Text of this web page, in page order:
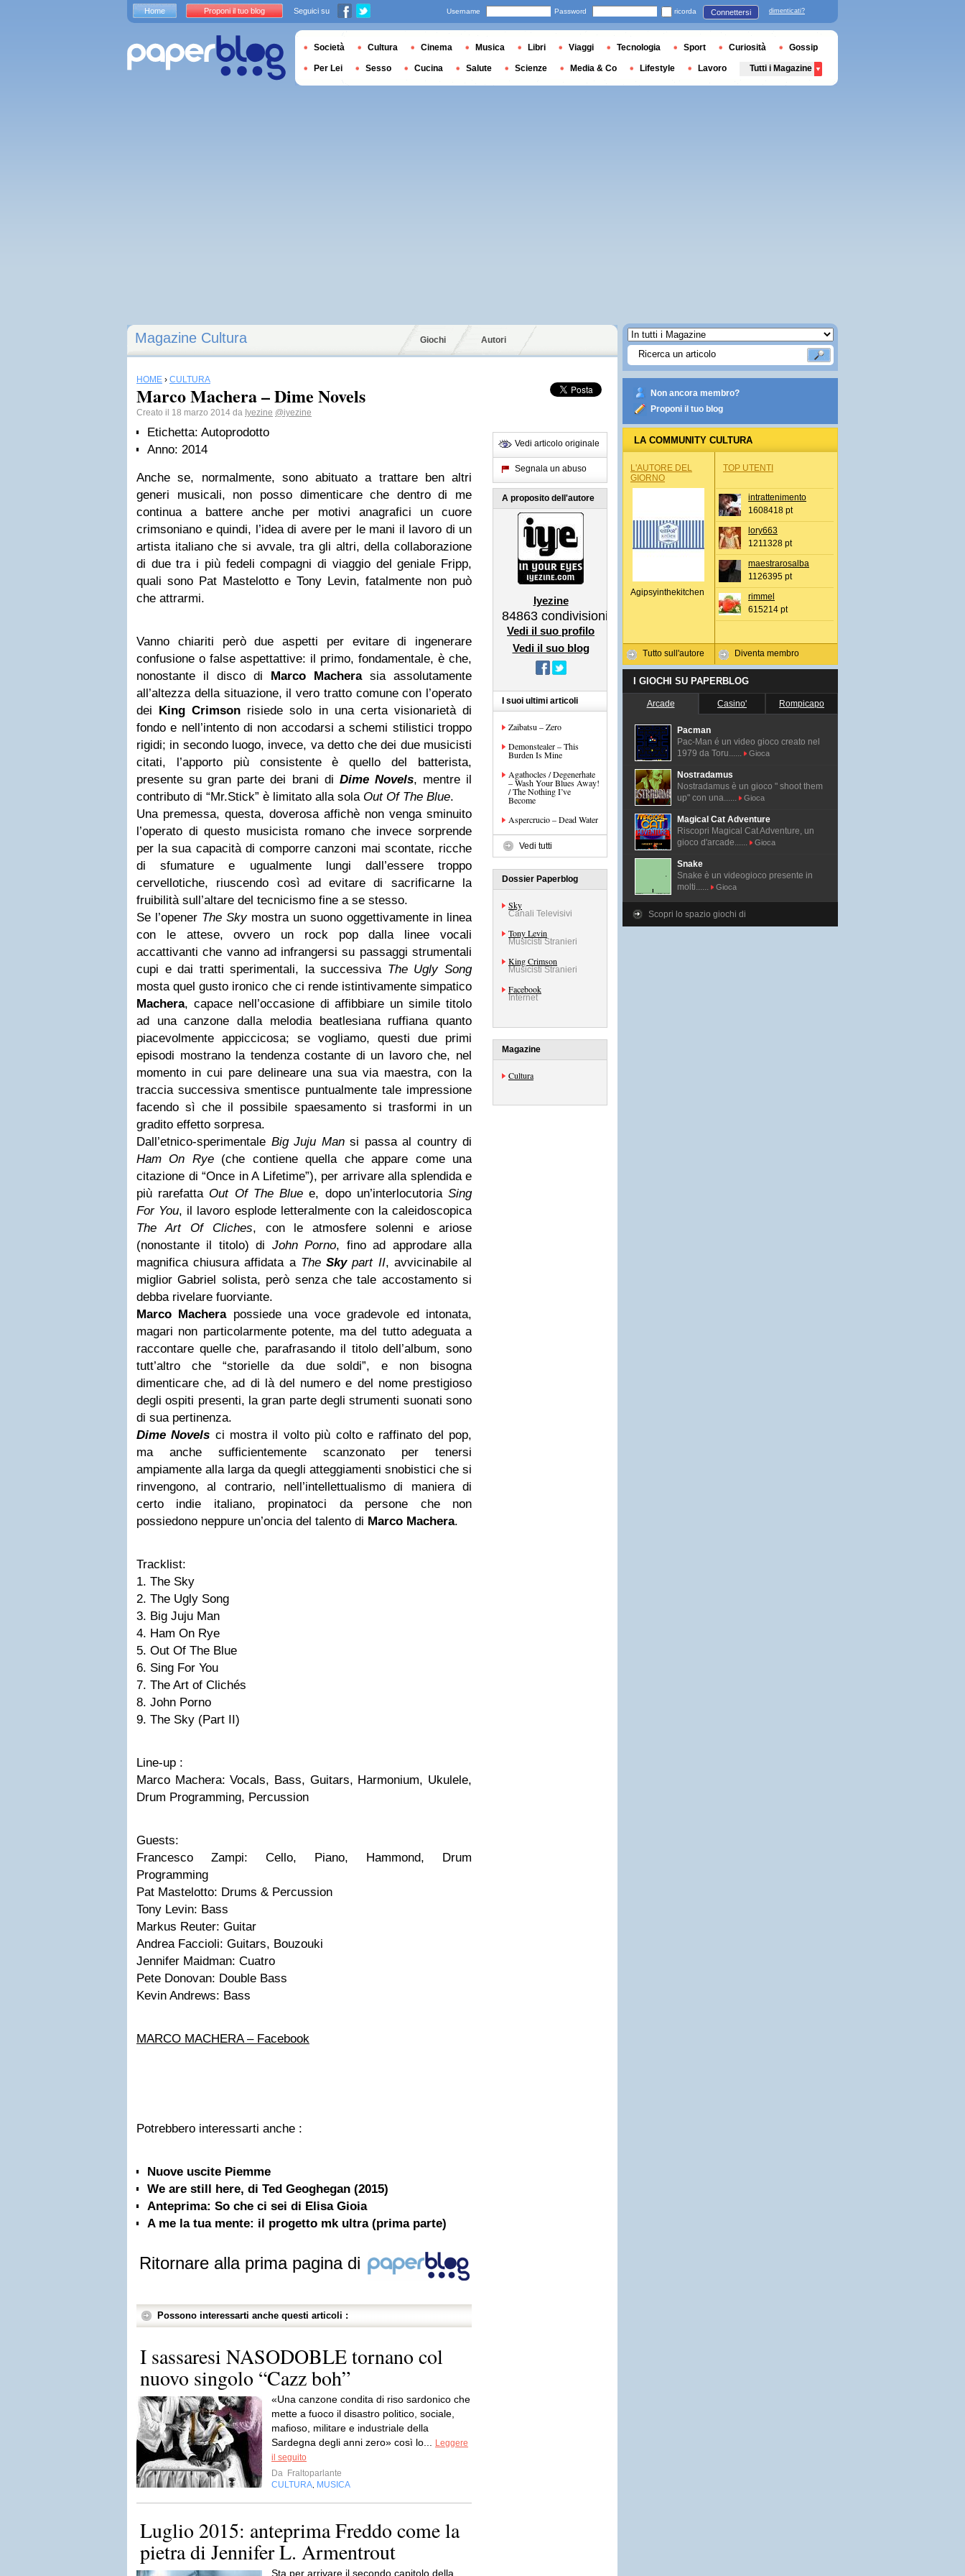
Magazine Cultura Giochi Autori
HOME › CULTURA
Marco Machera – Dime Novels
Creato il 18 marzo 2014 da Iyezine @iyezine
Etichetta: Autoprodotto
Anno: 2014
Anche se, normalmente, sono abituato a trattare ben altri
generi musicali, non posso dimenticare che dentro di me
continua a battere anche per motivi anagrafici un cuore
crimsoniano e quindi, l’idea di avere per le mani il lavoro di un
artista italiano che si avvale, tra gli altri, della collaborazione
di due tra i più fedeli compagni di viaggio del geniale Fripp,
quali sono Pat Mastelotto e Tony Levin, fatalmente non può
che attrarmi.
Vanno chiariti però due aspetti per evitare di ingenerare
confusione o false aspettattive: il primo, fondamentale, è che,
nonostante il disco di Marco Macherasia assolutamente
all’altezza della situazione, il vero tratto comune con l’operato
dei King Crimson risiede solo in una certa visionarietà di
fondo e nell’intento di non accodarsi a schemi stilistici troppo
rigidi; in secondo luogo, invece, va detto che dei due musicisti
citati, l’apporto più consistente è quello del batterista,
presente su gran parte dei brani di Dime Novels, mentre il
contributo di “Mr.Stick” è limitato alla sola Out Of The Blue.
Una premessa, questa, doverosa affichè non venga sminuito
l’operato di questo musicista romano che invece sorprende
per la sua capacità di comporre canzoni mai scontate, ricche
di sfumature e ugualmente lungi dall’essere troppo
cervellotiche, riuscendo così ad evitare di sacrificarne la
fruibilità sull’altare del tecnicismo fine a se stesso.
Se l’opener The Skymostra un suono oggettivamente in linea
con le attese, ovvero un rock pop dalla linee vocali
accattivanti che vanno ad infrangersi su passaggi strumentali
cupi e dai tratti sperimentali, la successiva The Ugly Song
mosta quel gusto ironico che ci rende istintivamente simpatico
Machera, capace nell’occasione di affibbiare un simile titolo
ad una canzone dalla melodia beatlesiana ruffiana quanto
piacevolmente appiccicosa; se vogliamo, questi due primi
episodi mostrano la tendenza costante di un lavoro che, nel
momento in cui pare delineare una sua via maestra, con la
traccia successiva smentisce puntualmente tale impressione
facendo sì che il possibile spaesamento si trasformi in un
gradito effetto sorpresa.
Dall’etnico-sperimentale Big Juju Mansi passa al country di
Ham On Rye(che contiene quella che appare come una
citazione di “Once in A Lifetime”), per arrivare alla splendida e
più rarefatta Out Of The Blue e, dopo un’interlocutoriaSing
For You, il lavoro esplode letteralmente con la caleidoscopica
The Art Of Cliches, con le atmosfere solenni e ariose
(nonostante il titolo) di John Porno, fino ad approdare alla
magnifica chiusura affidata a TheSkypart II, avvicinabile al
miglior Gabriel solista, però senza che tale accostamento si
debba rivelare fuorviante.
Marco Macherapossiede una voce gradevole ed intonata,
magari non particolarmente potente, ma del tutto adeguata a
raccontare quelle che, parafrasando il titolo dell’album, sono
tutt’altro che “storielle da due soldi”, e non bisogna
dimenticare che, ad di là del numero e del nome prestigioso
degli ospiti presenti, la gran parte degli strumenti suonati sono
di sua pertinenza.
Dime Novels ci mostra il volto più colto e raffinato del pop,
ma anche sufficientemente scanzonato per tenersi
ampiamente alla larga da quegli atteggiamenti snobistici che si
rinvengono, al contrario, nell’intellettualismo di maniera di
certo indie italiano, propinatoci da persone che non
possiedono neppure un’oncia del talento di Marco Machera.
Tracklist:
1. The Sky
2. The Ugly Song
3. Big Juju Man
4. Ham On Rye
5. Out Of The Blue
6. Sing For You
7. The Art of Clichés
8. John Porno
9. The Sky (Part II)
Line-up :
Marco Machera: Vocals, Bass, Guitars, Harmonium, Ukulele,
Drum Programming, Percussion
Guests:
Francesco Zampi: Cello, Piano, Hammond, Drum
Programming
Pat Mastelotto: Drums & Percussion
Tony Levin: Bass
Markus Reuter: Guitar
Andrea Faccioli: Guitars, Bouzouki
Jennifer Maidman: Cuatro
Pete Donovan: Double Bass
Kevin Andrews: Bass
MARCO MACHERA – Facebook
Potrebbero interessarti anche :
Nuove uscite Piemme
We are still here, di Ted Geoghegan (2015)
Anteprima: So che ci sei di Elisa Gioia
A me la tua mente: il progetto mk ultra (prima parte)
Ritornare alla prima pagina di
Possono interessarti anche questi articoli :
I sassaresi NASODOBLE tornano col
nuovo singolo “Cazz boh”
«Una canzone condita di riso sardonico che
mette a fuoco il disastro politico, sociale,
mafioso, militare e industriale della
Sardegna degli anni zero» così lo...
Leggere
il seguito
Da Fraltoparlante
CULTURA MUSICA
Luglio 2015: anteprima Freddo come la
pietra di Jennifer L. Armentrout
Sta per arrivare il secondo capitolo della
Vedi articolo originale
Segnala un abuso
A proposito dell'autore
Iyezine
84863 condivisioni
Vedi il suo profilo
Vedi il suo blog
I suoi ultimi articoli
Zaibatsu – Zero
Demonstealer – This
Burden Is Mine
Agathocles / Degenerhate
– Wash Your Blues Away!
/ The Nothing I’ve
Become
Aspercrucio – Dead Water
Vedi tutti
Dossier Paperblog
Sky
Canali Televisivi
Tony Levin
Musicisti Stranieri
King Crimson
Musicisti Stranieri
Facebook
Internet
Magazine
Cultura
Non ancora membro?
Proponi il tuo blog
LA COMMUNITY CULTURA
L'AUTORE DEL
GIORNO
Agipsyinthekitchen
Tutto sull'autore
TOP UTENTI
intrattenimento
1608418 pt
lory663
1211328 pt
maestrarosalba
1126395 pt
rimmel
615214 pt
Diventa membro
I GIOCHI SU PAPERBLOG
Arcade Casino' Rompicapo
Pacman
Pac-Man é un video gioco creato nel
1979 da Toru......
Gioca
Nostradamus
Nostradamus è un gioco " shoot them
up" con una......
Gioca
Magical Cat Adventure
Riscopri Magical Cat Adventure, un
gioco d'arcade......
Gioca
Snake
Snake è un videogioco presente in
molti......
Gioca
Scopri lo spazio giochi di
Home Proponi il tuo blog Seguici su Username Password ricorda Connettersi dimenticati?
Società Cultura Cinema Musica Libri Viaggi Tecnologia Sport Curiosità Gossip
Per Lei Sesso Cucina Salute Scienze Media & Co Lifestyle Lavoro Tutti i Magazine